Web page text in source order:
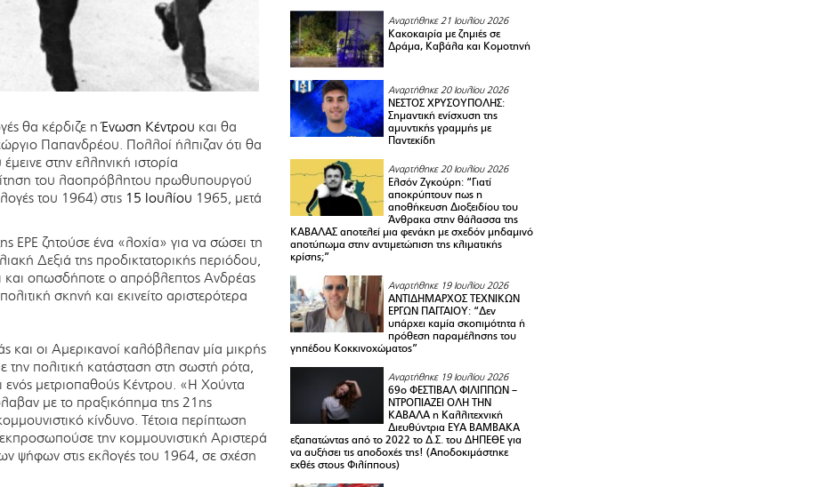
θα κέρδιζε ηΈνωση Κέντρου και θα
Παπανδρέου. Πολλοί ήλπιζαν ότι θα
στην ελληνική ιστορία
του λαοπρόβλητου πρωθυπουργού
του 1964) στις 15 Ιουλίου 1965, μετά
ΕΡΕ ζητούσε ένα «λοχία» για να σώσει τη
Δεξιά της προδικτατορικής περιόδου,
και οπωσδήποτε ο απρόβλεπτος Ανδρέας
σκηνή και εκινείτο αριστερότερα
και οι Αμερικανοί καλόβλεπαν μία μικρής
την πολιτική κατάσταση στη σωστή ρότα,
ενός μετριοπαθούς Κέντρου. «Η Χούντα
με το πραξικόπημα της 21ης
κίνδυνο. Τέτοια περίπτωση
την κομμουνιστική Αριστερά
ψήφων στις εκλογές του 1964, σε σχέση
Αναρτήθηκε 21 Ιουλίου 2026
Κακοκαιρία με ζημιές σε
Δράμα, Καβάλα και Κομοτηνή
Αναρτήθηκε 20 Ιουλίου 2026
ΝΕΣΤΟΣ ΧΡΥΣΟΥΠΟΛΗΣ:
Σημαντική ενίσχυση της
αμυντικής γραμμής με
Παντεκίδη
Αναρτήθηκε 20 Ιουλίου 2026
Ελσόν Ζγκούρη: “Γιατί
αποκρύπτουν πως η
αποθήκευση Διοξειδίου του
Άνθρακα στην θάλασσα της
ΚΑΒΑΛΑΣ αποτελεί μια φενάκη με σχεδόν μηδαμινό
αποτύπωμα στην αντιμετώπιση της κλιματικής
κρίσης;”
Αναρτήθηκε 19 Ιουλίου 2026
ΑΝΤΙΔΗΜΑΡΧΟΣ ΤΕΧΝΙΚΩΝ
ΕΡΓΩΝ ΠΑΓΓΑΙΟΥ: “Δεν
υπάρχει καμία σκοπιμότητα ή
πρόθεση παραμέλησης του
γηπέδου Κοκκινοχώματος”
Αναρτήθηκε 19 Ιουλίου 2026
69ο ΦΕΣΤΙΒΑΛ ΦΙΛΙΠΠΩΝ –
ΝΤΡΟΠΙΑΖΕΙ ΟΛΗ ΤΗΝ
ΚΑΒΑΛΑ η Καλλιτεχνική
Διευθύντρια ΕΥΑ ΒΑΜΒΑΚΑ
εξαπατώντας από το 2022 το Δ.Σ. του ΔΗΠΕΘΕ για
να αυξήσει τις αποδοχές της! (Αποδοκιμάστηκε
εχθές στους Φιλίππους)